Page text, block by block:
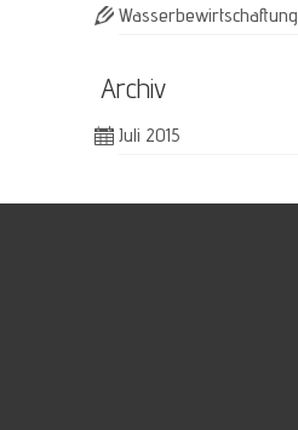
Wasserbewirtschaftung
Archiv
Juli 2015